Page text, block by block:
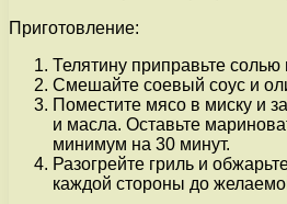
Приготовление:
Телятину приправьте солью
Смешайте соевый соус и
Поместите мясо в миску и
и масла. Оставьте
минимум на 30 минут.
Разогрейте гриль и
каждой стороны до